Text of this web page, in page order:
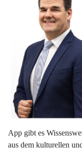
App gibt es
aus dem kulturellen